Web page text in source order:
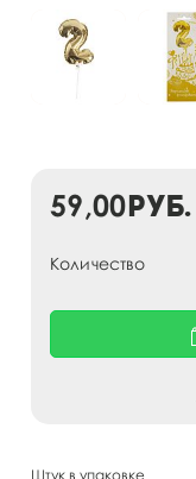
Штук в упаковке
59,00руб.
Количество